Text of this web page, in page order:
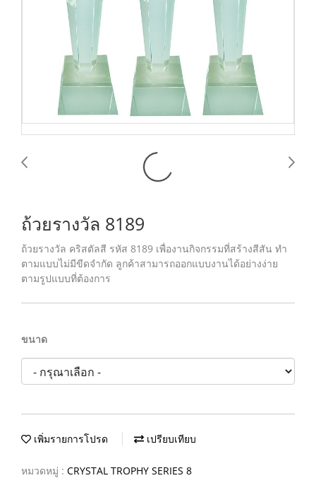
ถ้วยรางวัล 8189
ถ้วยรางวัล คริสตัลสี รหัส 8189 เพื่องานกิจกรรมที่สร้างสีสัน ทำ
ตามแบบไม่มีขีดจำกัด ลูกค้าสามารถออกแบบงานได้อย่างง่าย
ตามรูปแบบที่ต้องการ
ขนาด
เพิ่มรายการโปรด เปรียบเทียบ
หมวดหมู่ : CRYSTAL TROPHY SERIES 8